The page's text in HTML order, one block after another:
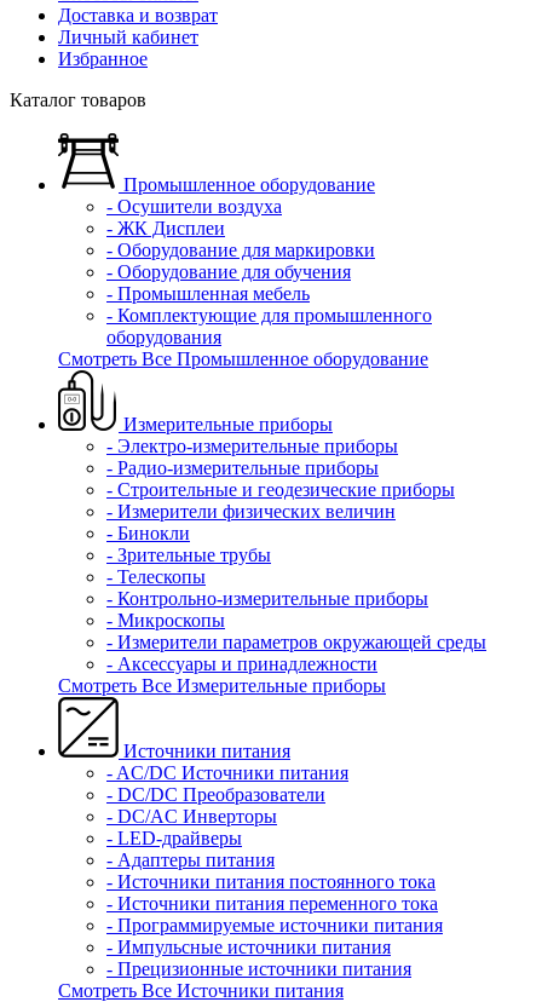
Доставка и возврат
Личный кабинет
Избранное
Каталог товаров
Промышленное оборудование
- Осушители воздуха
- ЖК Дисплеи
- Оборудование для маркировки
- Оборудование для обучения
- Промышленная мебель
- Комплектующие для промышленного
оборудования
Смотреть Все Промышленное оборудование
Измерительные приборы
- Электро-измерительные приборы
- Радио-измерительные приборы
- Строительные и геодезические приборы
- Измерители физических величин
- Бинокли
- Зрительные трубы
- Телескопы
- Контрольно-измерительные приборы
- Микроскопы
- Измерители параметров окружающей среды
- Аксессуары и принадлежности
Смотреть Все Измерительные приборы
Источники питания
- AC/DC Источники питания
- DC/DC Преобразователи
- DC/AC Инверторы
- LED-драйверы
- Адаптеры питания
- Источники питания постоянного тока
- Источники питания переменного тока
- Программируемые источники питания
- Импульсные источники питания
- Прецизионные источники питания
Смотреть Все Источники питания